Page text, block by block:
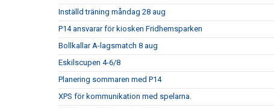
Inställd träning måndag 28 aug
P14 ansvarar för kiosken Fridhemsparken
Bollkallar A-lagsmatch 8 aug
Eskilscupen 4-6/8
Planering sommaren med P14
XPS för kommunikation med spelarna.